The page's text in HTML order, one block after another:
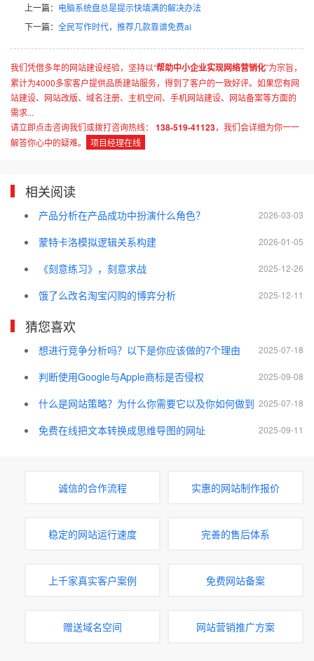
上一篇： 电脑系统盘总是提示快填满的解决办法
下一篇： 全民写作时代，推荐几款靠谱免费ai
我们凭借多年的网站建设经验，坚持以“帮助中小企业实现网络营销化”为宗旨，
累计为4000多家客户提供品质建站服务，得到了客户的一致好评。如果您有网
站建设、网站改版、域名注册、主机空间、手机网站建设、网站备案等方面的
需求...
请立即点击咨询我们或拨打咨询热线：
138-519-41123，我们会详细为你一一
解答你心中的疑难。
项目经理在线
相关阅读
2026-03-03
产品分析在产品成功中扮演什么角色？
2026-01-05
蒙特卡洛模拟逻辑关系构建
2025-12-26
《刻意练习》，刻意求战
2025-12-11
饿了么改名淘宝闪购的博弈分析
猜您喜欢
2025-07-18
想进行竞争分析吗？以下是你应该做的7个理由
2025-09-08
判断使用Google与Apple商标是否侵权
2025-07-18
什么是网站策略？为什么你需要它以及你如何做到
2025-09-11
免费在线把文本转换成思维导图的网址
诚信的合作流程 实惠的网站制作报价
稳定的网站运行速度 完善的售后体系
上千家真实客户案例 免费网站备案
赠送域名空间 网站营销推广方案